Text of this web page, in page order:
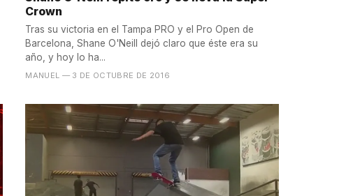
Crown
Tras su victoria en el Tampa PRO y el Pro Open de
Barcelona, Shane O'Neill dejó claro que éste era su
año, y hoy lo ha...
MANUEL — 3 DE OCTUBRE DE 2016